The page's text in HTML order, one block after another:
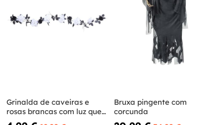
Grinalda de caveiras e
rosas brancas com luz que
muda
Bruxa pingente com
corcunda